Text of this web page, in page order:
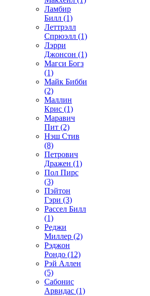
Ламбир
Билл (1)
Леттрэлл
Спрюэлл (1)
Лэрри
Джонсон (1)
Магси Богз
(1)
Майк Бибби
(2)
Маллин
Крис (1)
Маравич
Пит (2)
Нэш Стив
(8)
Петрович
Дражен (1)
Пол Пирс
(3)
Пэйтон
Гэри (3)
Рассел Билл
(1)
Реджи
Миллер (2)
Рэджон
Рондо (12)
Рэй Аллен
(5)
Сабонис
Арвидас (1)